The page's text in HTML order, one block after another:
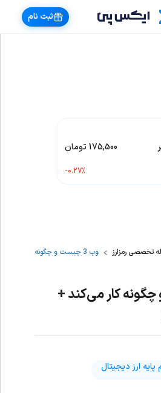
ثبت نام
175,500 تومان
-0.27%
تخصصی رمزارز وب 3 چیست و چگونه کار می‌کند + مزایا و کاربردها
چگونه کار می‌کند +
پایه ارز دیجیتال